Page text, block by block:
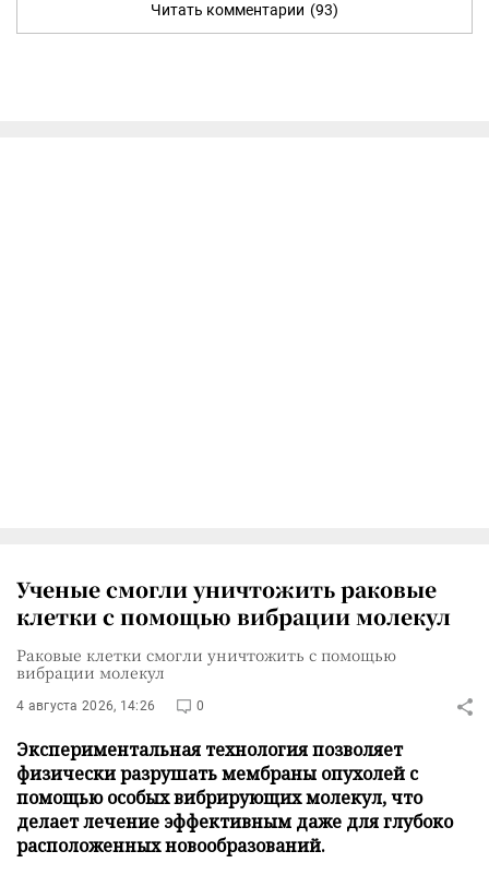
Читать комментарии (93)
Ученые смогли уничтожить раковые
клетки с помощью вибрации молекул
Раковые клетки смогли уничтожить с помощью
вибрации молекул
4 августа 2026, 14:26 0
Экспериментальная технология позволяет
физически разрушать мембраны опухолей с
помощью особых вибрирующих молекул, что
делает лечение эффективным даже для глубоко
расположенных новообразований.